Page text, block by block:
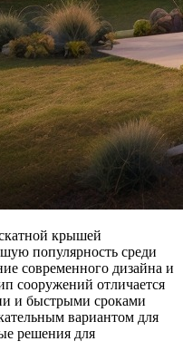
крышей
популярность среди
современного дизайна и
сооружений отличается
и быстрыми сроками
вариантом для
решения для